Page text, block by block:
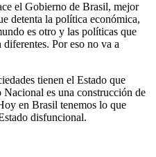
el Gobierno de Brasil, mejor
detenta la política económica,
es otro y las políticas que
Por eso no va a
tienen el Estado que
es una construcción de
en Brasil tenemos lo que
disfuncional.